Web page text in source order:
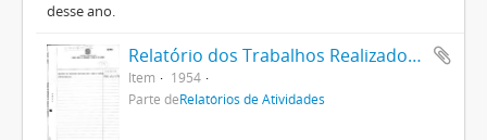
desse ano.
Relatório dos Trabalhos Realizados pela CAPES - Período Jan-Mar 1954
Item
1954
Parte deRelatórios de Atividades